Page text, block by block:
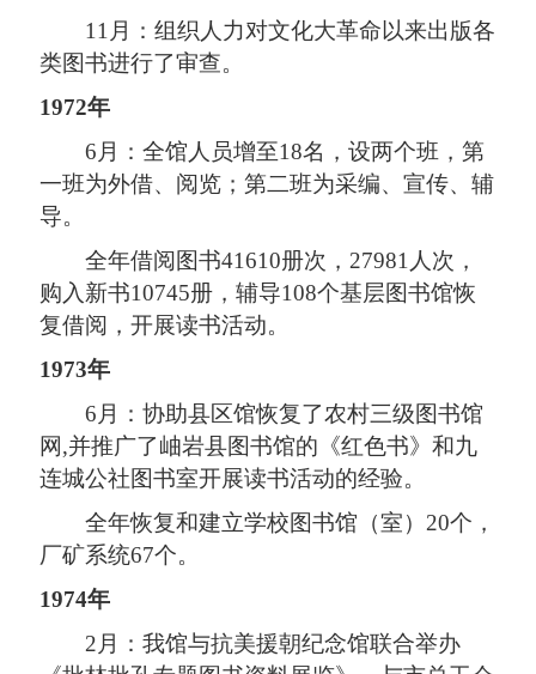
11月：组织人力对文化大革命以来出版各
类图书进行了审查。
1972年
6月：全馆人员增至18名，设两个班，第
一班为外借、阅览；第二班为采编、宣传、辅
导。
全年借阅图书41610册次，27981人次，
购入新书10745册，辅导108个基层图书馆恢
复借阅，开展读书活动。
1973年
6月：协助县区馆恢复了农村三级图书馆
网,并推广了岫岩县图书馆的《红色书》和九
连城公社图书室开展读书活动的经验。
全年恢复和建立学校图书馆（室）20个，
厂矿系统67个。
1974年
2月：我馆与抗美援朝纪念馆联合举办